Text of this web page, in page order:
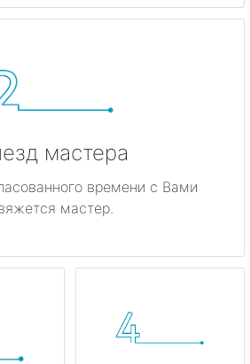
мастера
времени с Вами
мастер.